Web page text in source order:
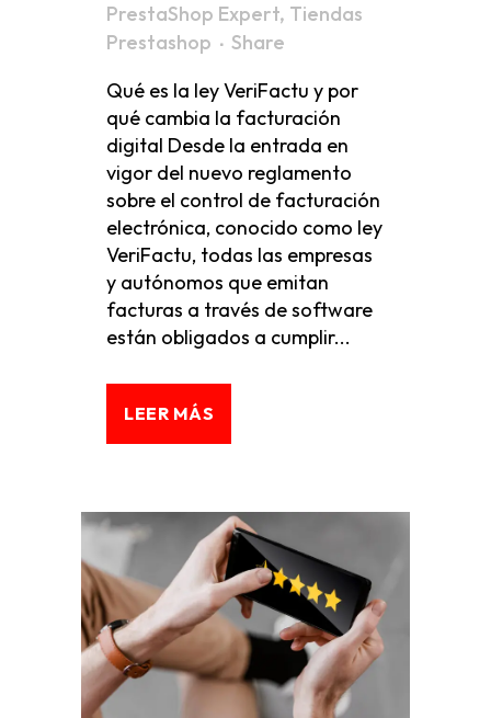
PrestaShop Expert, Tiendas
Prestashop
Share
Qué es la ley VeriFactu y por
qué cambia la facturación
digital Desde la entrada en
vigor del nuevo reglamento
sobre el control de facturación
electrónica, conocido como ley
VeriFactu, todas las empresas
y autónomos que emitan
facturas a través de software
están obligados a cumplir...
LEER MÁS